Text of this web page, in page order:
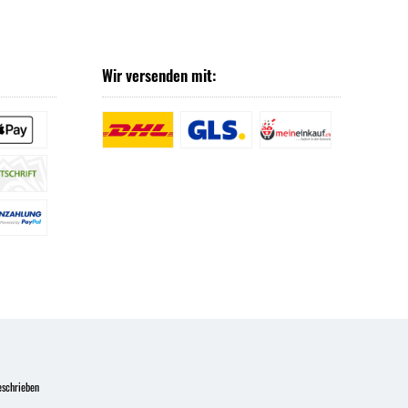
Wir versenden mit: